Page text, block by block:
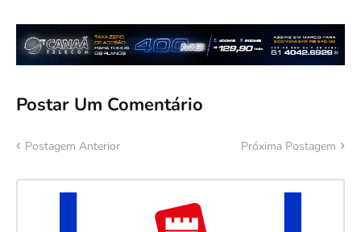
Postar Um Comentário
Postagem Anterior Próxima Postagem